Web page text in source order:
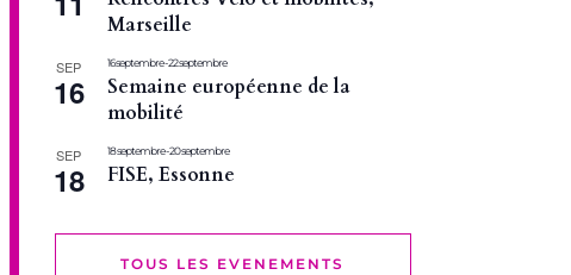
Marseille
SEP
16
16 septembre-22 septembre
Semaine européenne de la
mobilité
SEP
18
18 septembre-20 septembre
FISE, Essonne
TOUS LES EVENEMENTS